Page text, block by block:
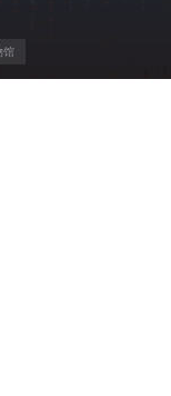
馆